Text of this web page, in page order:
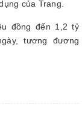
của Trang.
đồng đến 1,2 tỷ
tương đương